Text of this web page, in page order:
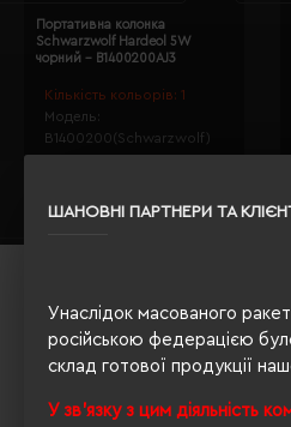
ШАНОВНІ ПАРТНЕРИ ТА
Унаслідок масованого
російською федерацією
склад готової продукції
У зв'язку з цим діяльність
Кількість кольорів: 1
Модель:
B1400200(Schwarzwolf)
Портативна колонка
Schwarzwolf Hardeol 5W
чорний - B1400200AJ3
Детальніше...